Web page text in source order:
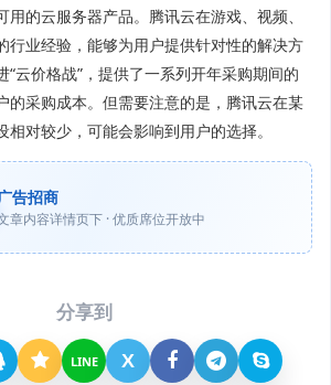
的云服务器产品。腾讯云在游戏、视频、
行业经验，能够为用户提供针对性的解决方
“云价格战”，提供了一系列开年采购期间的
的采购成本。但需要注意的是，腾讯云在某
对较少，可能会影响到用户的选择。
告招商
章内容详情页下 · 优质席位开放中
分享到
LINE X